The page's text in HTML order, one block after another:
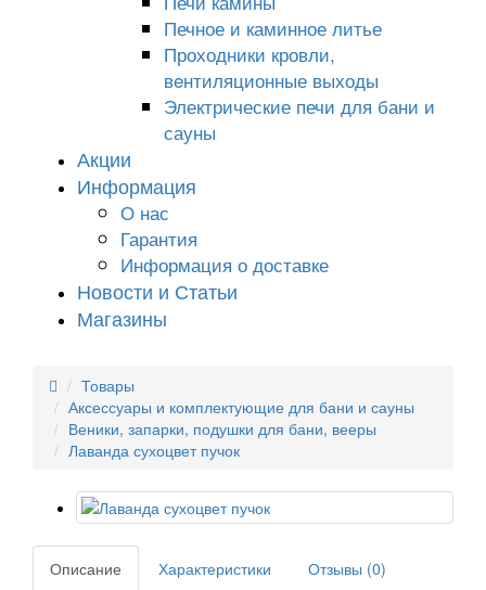
Печное и каминное литье
Проходники кровли,
вeнтиляционные выходы
Электрические печи для бани и
сауны
Акции
Информация
О нас
Гарантия
Информация о доставке
Новости и Статьи
Магазины
Товары
Аксессуары и комплектующие для бани и сауны
Веники, запарки, подушки для бани, вееры
Лаванда сухоцвет пучок
Описание Характеристики
Отзывы (0)